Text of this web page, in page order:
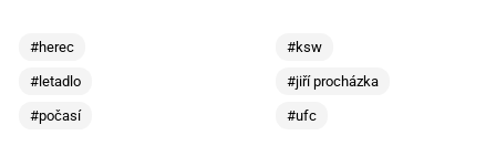
#herec
#letadlo
#počasí
#ksw
#jiří procházka
#ufc